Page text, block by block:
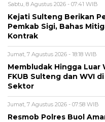
Sabtu, 8 Agustus 2026 - 07:41 WIB
Kejati Sulteng Berikan
Pemkab Sigi, Bahas
Kontrak
Jumat, 7 Agustus 2026 - 18:18 WIB
Membludak Hingga Luar
FKUB Sulteng dan WVI
Sektor
Jumat, 7 Agustus 2026 - 07:58 WIB
Resmob Polres Buol